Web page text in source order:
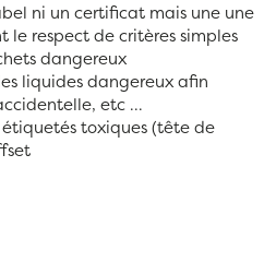
ni un certificat mais une une
le respect de critères simples
dangereux
liquides dangereux afin
etc ...
toxiques (tête de